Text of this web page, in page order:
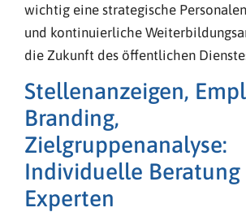
wichtig eine strategische
und kontinuierliche
die Zukunft des öffentlichen
Stellenanzeigen,
Branding,
Zielgruppenanalyse:
Individuelle Beratung
Experten